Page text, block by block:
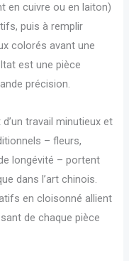
en cuivre ou en laiton)
puis à remplir
colorés avant une
est une pièce
précision.
travail minutieux et
– fleurs,
longévité – portent
dans l’art chinois.
en cloisonné allient
de chaque pièce